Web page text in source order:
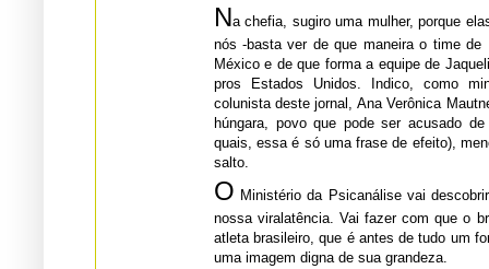
Na chefia, sugiro uma mulher, porque
nós -basta ver de que maneira o time de Neymar digeriu o gol do
México e de que forma a equipe de Jaqueline reagiu ao set perdido
pros Estados Unidos. Indico, como ministra, a psicanalista e
colunista deste jornal, Ana Verônica Mautner, que além de mulher é
húngara, povo que pode ser acusado de muitas coisas (não sei
quais, essa é só uma frase de efeito), menos de refugar na hora do
salto.
O Ministério da Psicanálise vai
nossa viralatência. Vai fazer com que o brasileiro e, mais ainda, o
atleta brasileiro, que é antes de tudo um forte, enxergue no espelho
uma imagem digna de sua grandeza.